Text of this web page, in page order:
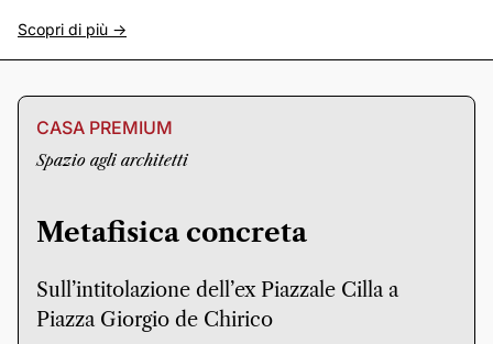
Scopri di più ->
CASA PREMIUM
Spazio agli architetti
Metafisica concreta
Sull’intitolazione dell’ex Piazzale Cilla a
Piazza Giorgio de Chirico